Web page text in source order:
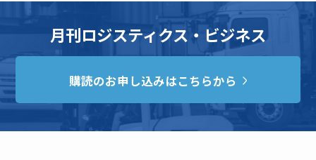
月刊ロジスティクス・ビジネス
購読のお申し込みはこちらから